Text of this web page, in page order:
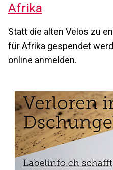
Afrika
Statt die alten Velos zu
für Afrika gespendet
online anmelden.